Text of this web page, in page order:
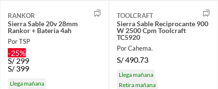
RANKOR
Sierra Sable 20v 28mm
Rankor + Bateria 4ah
Por TSP
-25%
S/299
S/ 399
Llega mañana
TOOLCRAFT
Sierra Sable Reciprocante 900
W 2500 Cpm Toolcraft
TC5920
Por Cahema.
S/490.73
Llega mañana
Retira mañana